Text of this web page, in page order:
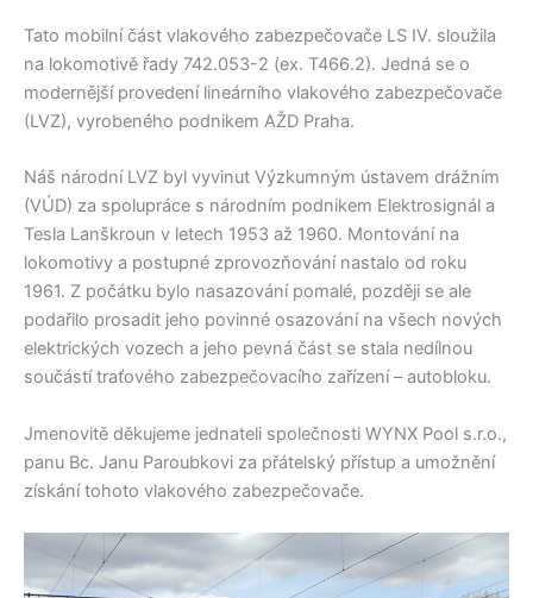
Tato mobilní část vlakového zabezpečovače LS IV. sloužila
na lokomotivě řady 742.053-2 (ex. T466.2). Jedná se o
modernější provedení lineárního vlakového zabezpečovače
(LVZ), vyrobeného podnikem AŽD Praha.
Náš národní LVZ byl vyvinut Výzkumným ústavem drážním
(VÚD) za spolupráce s národním podnikem Elektrosignál a
Tesla Lanškroun v letech 1953 až 1960. Montování na
lokomotivy a postupné zprovozňování nastalo od roku
1961. Z počátku bylo nasazování pomalé, později se ale
podařilo prosadit jeho povinné osazování na všech nových
elektrických vozech a jeho pevná část se stala nedílnou
součástí traťového zabezpečovacího zařízení – autobloku.
Jmenovitě děkujeme jednateli společnosti WYNX Pool s.r.o.,
panu Bc. Janu Paroubkovi za přátelský přístup a umožnění
získání tohoto vlakového zabezpečovače.